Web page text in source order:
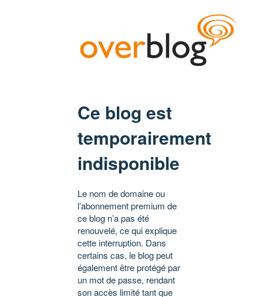
Ce blog est
temporairement
indisponible
Le nom de domaine ou
l’abonnement premium de
ce blog n’a pas été
renouvelé, ce qui explique
cette interruption. Dans
certains cas, le blog peut
également être protégé par
un mot de passe, rendant
son accès limité tant que